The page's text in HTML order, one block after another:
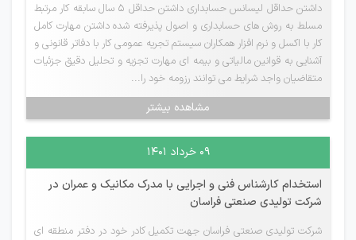
داشتن حداقل لیسانس حسابداری داشتن حداقل 5 سال سابقه کار مرتبط
مسلط به روش های حسابداری و اصول پذیرفته شده داشتن مهارت کامل
کار با اکسل و نرم افزار همکاران سیستم تجریه عمومی کار با دفاتر قانونی و
آشنایی به قوانین مالیاتی و بیمه ای مهارت تجزیه و تحلیل دقیق جزئیات
متقاضیان واجد شرایط می توانند رزومه خود را...
مشاهده بیشتر
۰۹ خرداد ۱۴۰۱
استخدام کارشناس فنی و اجرایی با مدرک مکانیک و عمران در
شرکت تولیدی صنعتی فراسان
شرکت تولیدی صنعتی فراسان جهت تکمیل کادر خود در دفتر منطقه ای